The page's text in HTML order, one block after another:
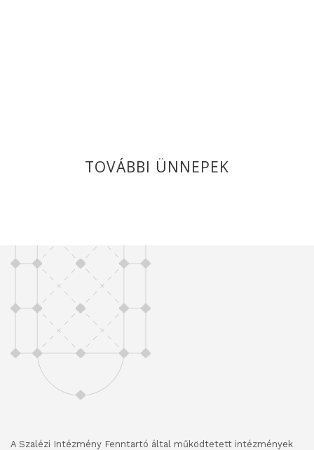
TOVÁBBI ÜNNEPEK
A Szalézi Intézmény Fenntartó által működtetett intézmények